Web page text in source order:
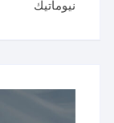
نيوماتيك